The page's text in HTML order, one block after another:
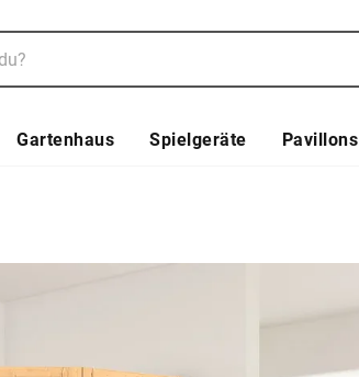
Gartenhaus Spielgeräte Pavillons